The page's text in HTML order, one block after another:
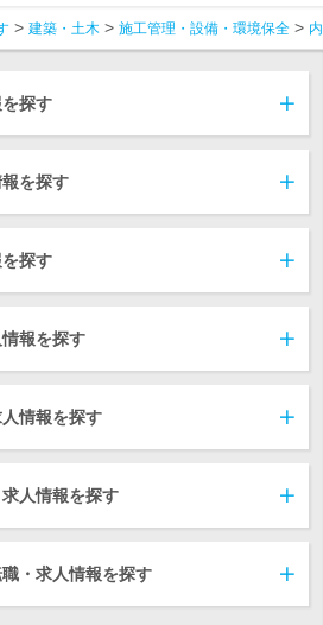
建築・土木 施工管理・設備・環境保全
探す
を探す
探す
報を探す
情報を探す
人情報を探す
・求人情報を探す